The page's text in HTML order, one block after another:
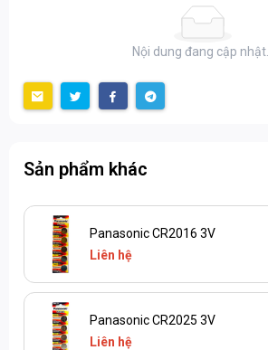
Nội dung đang cập nhật...
Sản phẩm khác
Panasonic CR2016 3V
Liên hệ
Panasonic CR2025 3V
Liên hệ